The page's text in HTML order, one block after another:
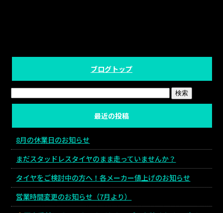
ブログトップ
最近の投稿
8月の休業日のお知らせ
まだスタッドレスタイヤのまま走っていませんか？
タイヤをご検討中の方へ！各メーカー値上げのお知らせ
営業時間変更のお知らせ（7月より）